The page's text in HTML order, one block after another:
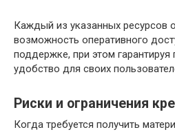
Каждый из указанных ресурсов
возможность оперативного
поддержке, при этом
удобство для своих
Риски и ограничения
Когда требуется получить